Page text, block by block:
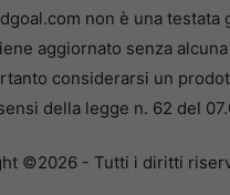
non è una testata
aggiornato senza
considerarsi un
della legge n. 62 del
©2026 - Tutti i diritti